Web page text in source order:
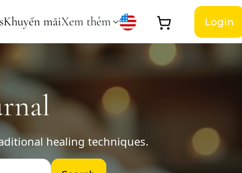
Khuyến mãiXem thêm Login
healing techniques.